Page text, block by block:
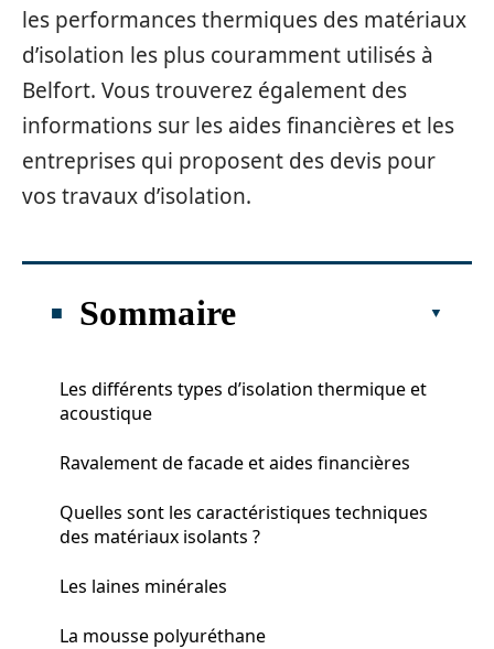
les performances thermiques des matériaux
d’isolation les plus couramment utilisés à
Belfort. Vous trouverez également des
informations sur les aides financières et les
entreprises qui proposent des devis pour
vos travaux d’isolation.
Sommaire
Les différents types d’isolation thermique et
acoustique
Ravalement de facade et aides financières
Quelles sont les caractéristiques techniques
des matériaux isolants ?
Les laines minérales
La mousse polyuréthane